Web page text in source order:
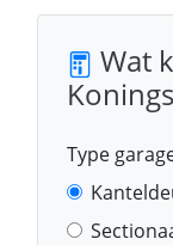
Wat
Type